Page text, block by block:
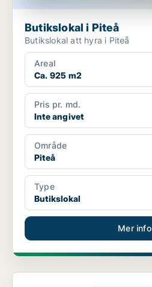
Butikslokal i Piteå
Butikslokal att hyra i Piteå
Areal
Ca. 925 m2
Pris pr. md.
Inte angivet
Område
Piteå
Type
Butikslokal
Mer info